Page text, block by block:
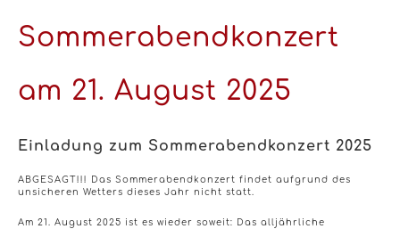
Sommerabendkonzert
am 21. August 2025
Einladung zum Sommerabendkonzert 2025
ABGESAGT!!! Das Sommerabendkonzert findet aufgrund des
unsicheren Wetters dieses Jahr nicht statt.
Am 21. August 2025 ist es wieder soweit: Das alljährliche